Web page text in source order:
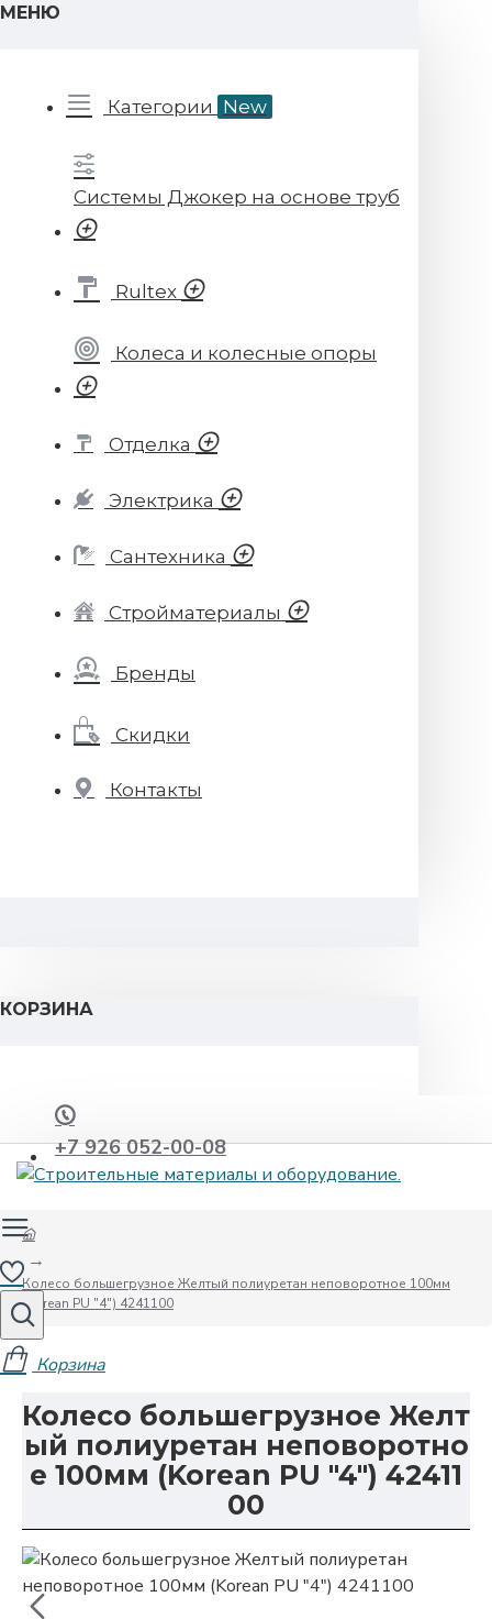
МЕНЮ
Категории New
Системы Джокер на основе труб
Rultex
Колеса и колесные опоры
Отделка
Электрика
Сантехника
Стройматериалы
Бренды
Скидки
Контакты
КОРЗИНА
+7 926 052-00-08
Колесо большегрузное Желтый полиуретан неповоротное 100мм
(Korean PU "4") 4241100
Колесо большегрузное Желт
ый полиуретан неповоротно
е 100мм (Korean PU "4") 42411
00